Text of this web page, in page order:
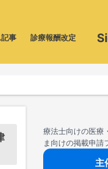
事 診療報酬改定
療法士向けの医療
ま向けの掲載申請
主